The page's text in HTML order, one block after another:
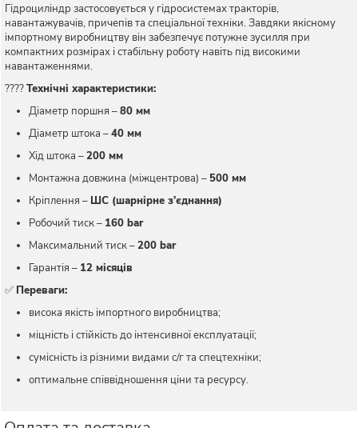
Гідроциліндр застосовується у гідросистемах тракторів,
навантажувачів, причепів та спеціальної техніки. Завдяки якісному
імпортному виробництву він забезпечує потужне зусилля при
компактних розмірах і стабільну роботу навіть під високими
навантаженнями.
????Технічні характеристики:
Діаметр поршня –80 мм
Діаметр штока –40 мм
Хід штока –200 мм
Монтажна довжина (міжцентрова) – 500 мм
Кріплення – ШС (шарнірне з’єднання)
Робочий тиск – 160 bar
Максимальний тиск –200 bar
Гарантія – 12 місяців
✅ Переваги:
висока якість імпортного виробництва;
міцність і стійкість до інтенсивної експлуатації;
сумісність із різними видами с/г та спецтехніки;
оптимальне співвідношення ціни та ресурсу.